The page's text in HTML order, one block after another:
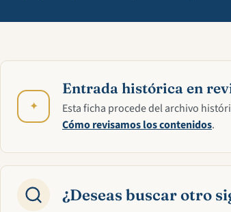
✦
Entrada histórica en
Esta ficha procede del archivo
Cómo revisamos los contenidos.
¿Deseas buscar otro